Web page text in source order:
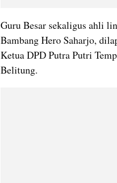
Guru Besar sekaligus ahli
Bambang Hero Saharjo,
Ketua DPD Putra Putri
Belitung.